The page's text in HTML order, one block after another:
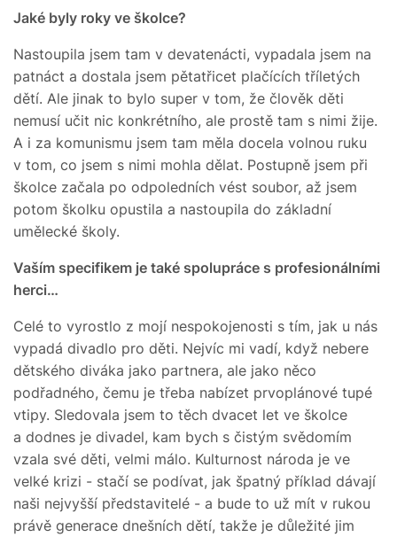
Jaké byly roky ve školce?
Nastoupila jsem tam v devatenácti, vypadala jsem na
patnáct a dostala jsem pětatřicet plačících tříletých
dětí. Ale jinak to bylo super v tom, že člověk děti
nemusí učit nic konkrétního, ale prostě tam s nimi žije.
A i za komunismu jsem tam měla docela volnou ruku
v tom, co jsem s nimi mohla dělat. Postupně jsem při
školce začala po odpoledních vést soubor, až jsem
potom školku opustila a nastoupila do základní
umělecké školy.
Vaším specifikem je také spolupráce s profesionálními
herci…
Celé to vyrostlo z mojí nespokojenosti s tím, jak u nás
vypadá divadlo pro děti. Nejvíc mi vadí, když nebere
dětského diváka jako partnera, ale jako něco
podřadného, čemu je třeba nabízet prvoplánové tupé
vtipy. Sledovala jsem to těch dvacet let ve školce
a dodnes je divadel, kam bych s čistým svědomím
vzala své děti, velmi málo. Kulturnost národa je ve
velké krizi - stačí se podívat, jak špatný příklad dávají
naši nejvyšší představitelé - a bude to už mít v rukou
právě generace dnešních dětí, takže je důležité jim